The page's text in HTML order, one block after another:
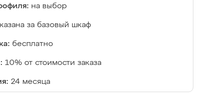
на выбор
за базовый шкаф
бесплатно
10% от стоимости заказа
24 месяца